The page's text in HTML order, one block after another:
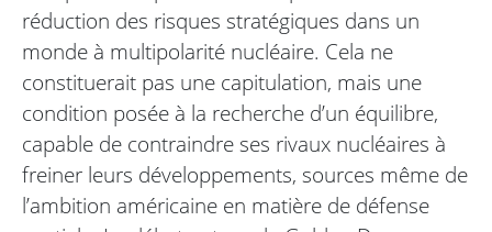
réduction des risques stratégiques dans un
monde à multipolarité nucléaire. Cela ne
constituerait pas une capitulation, mais une
condition posée à la recherche d’un équilibre,
capable de contraindre ses rivaux nucléaires à
freiner leurs développements, sources même de
l’ambition américaine en matière de défense